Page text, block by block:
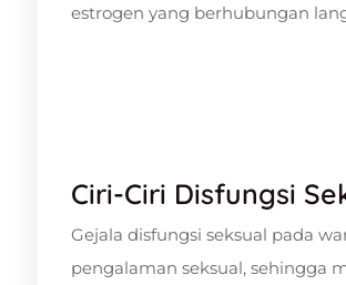
estrogen yang berhubungan
Ciri-Ciri Disfungsi
Gejala disfungsi seksual pada
pengalaman seksual, sehingga